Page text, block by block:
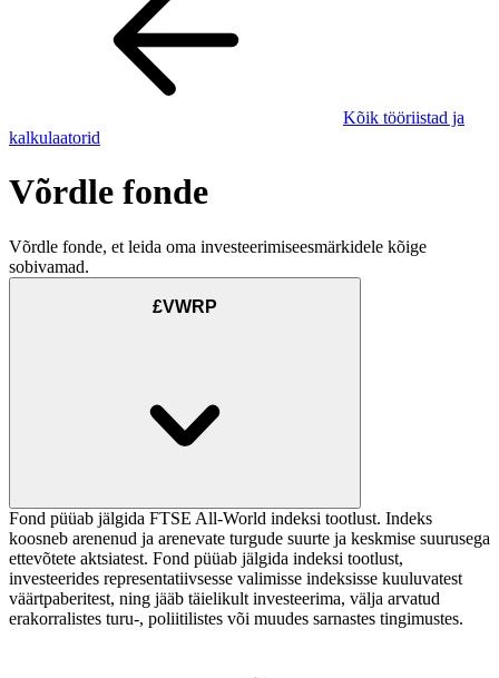
Kõik tööriistad ja
kalkulaatorid
Võrdle fonde
Võrdle fonde, et leida oma investeerimiseesmärkidele kõige
sobivamad.
£VWRP
Fond püüab jälgida FTSE All-World indeksi tootlust. Indeks
koosneb arenenud ja arenevate turgude suurte ja keskmise suurusega
ettevõtete aktsiatest. Fond püüab jälgida indeksi tootlust,
investeerides representatiivsesse valimisse indeksisse kuuluvatest
väärtpaberitest, ning jääb täielikult investeerima, välja arvatud
erakorralistes turu-, poliitilistes või muudes sarnastes tingimustes.